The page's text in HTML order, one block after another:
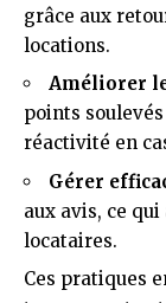
grâce aux
locations.
Améliorer
points
réactivité en
Gérer
aux avis, ce
locataires.
Ces pratiques